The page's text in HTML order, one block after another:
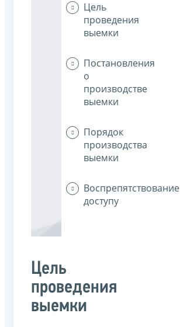
Цель
проведения
выемки
Постановления
о
производстве
выемки
Порядок
производства
выемки
Воспрепятствование
доступу
Цель
проведения
выемки